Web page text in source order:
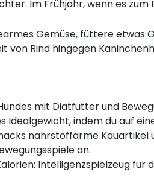
Im Frühjahr, wenn es
Gemüse, füttere etwas
von Rind hingegen
mit Diätfutter und
Idealgewicht, indem du auf
nährstoffarme Kauartikel
an.
Intelligenzspielzeug für